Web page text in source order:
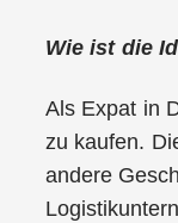
Wie ist die
Als Expat in
zu kaufen.
andere